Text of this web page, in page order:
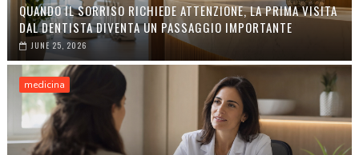
QUANDO IL SORRISO RICHIEDE ATTENZIONE, LA PRIMA VISITA
DAL DENTISTA DIVENTA UN PASSAGGIO IMPORTANTE
JUNE 25, 2026
medicina